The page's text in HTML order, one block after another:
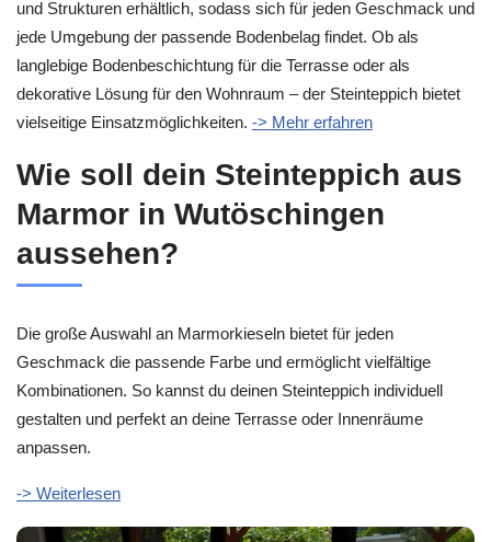
und Strukturen erhältlich, sodass sich für jeden Geschmack und
jede Umgebung der passende Bodenbelag findet. Ob als
langlebige Bodenbeschichtung für die Terrasse oder als
dekorative Lösung für den Wohnraum – der Steinteppich bietet
vielseitige Einsatzmöglichkeiten. -> Mehr erfahren
Wie soll dein Steinteppich aus
Marmor in Wutöschingen
aussehen?
Die große Auswahl an Marmorkieseln bietet für jeden
Geschmack die passende Farbe und ermöglicht vielfältige
Kombinationen. So kannst du deinen Steinteppich individuell
gestalten und perfekt an deine Terrasse oder Innenräume
anpassen.
-> Weiterlesen